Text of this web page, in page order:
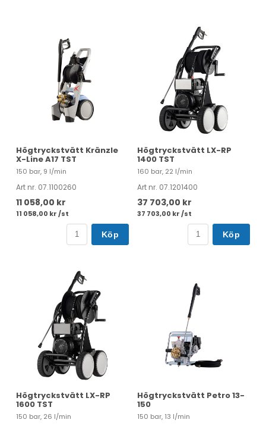
Högtryckstvätt Kränzle
X-Line A17 TST
150 bar, 9 l/min
Art nr. 07.1100260
11 058,00 kr
11 058,00 kr /st
Köp
Högtryckstvätt LX-RP
1400 TST
160 bar, 22 l/min
Art nr. 07.1201400
37 703,00 kr
37 703,00 kr /st
Köp
Högtryckstvätt LX-RP
1600 TST
150 bar, 26 l/min
Högtryckstvätt Petro 13-
150
150 bar, 13 l/min